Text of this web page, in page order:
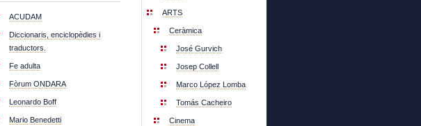
ACUDAM
Diccionaris, enciclopèdies i
traductors.
Fe adulta
Fòrum ONDARA
Leonardo Boff
Mario Benedetti
ARTS
Ceràmica
José Gurvich
Josep Collell
Marco López Lomba
Tomás Cacheiro
Cinema